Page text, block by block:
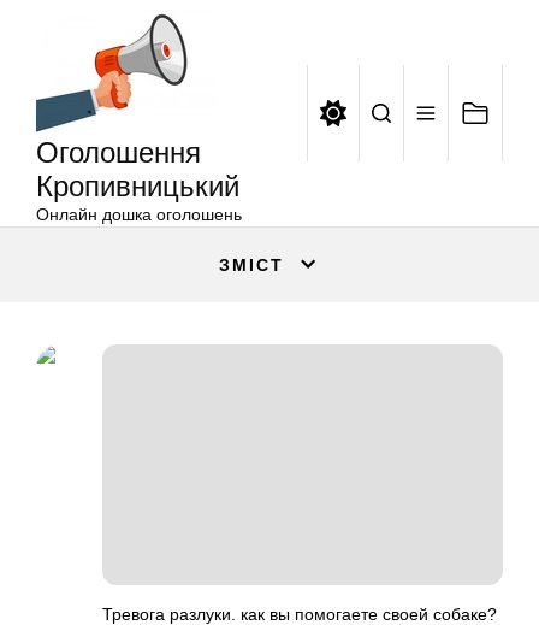
Оголошення
Кропивницький
Онлайн дошка оголошень
ЗМІСТ
Тревога разлуки. как вы помогаете своей собаке?